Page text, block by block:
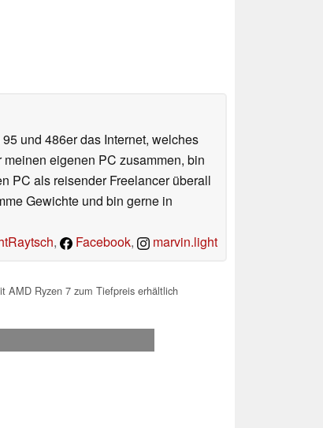
und 486er das Internet, welches
eigenen PC zusammen, bin
PC als reisender Freelancer überall
Gewichte und bin gerne in
, Facebook, marvin.light
AMD Ryzen 7 zum Tiefpreis erhältlich